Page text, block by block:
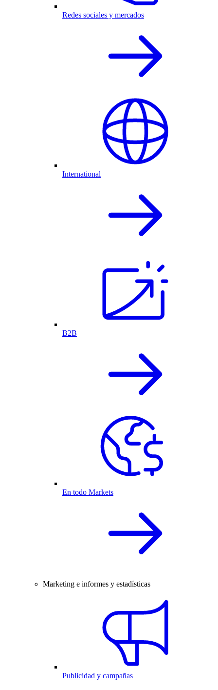
Redes sociales y mercados
International
B2B
En todo Markets
Marketing e informes y estadísticas
Publicidad y campañas